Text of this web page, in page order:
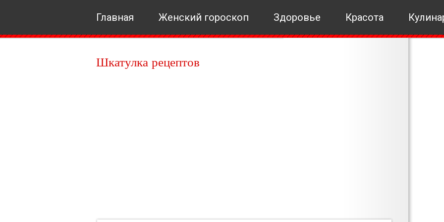
Главная Женский гороскоп Здоровье Красота
Шкатулка рецептов